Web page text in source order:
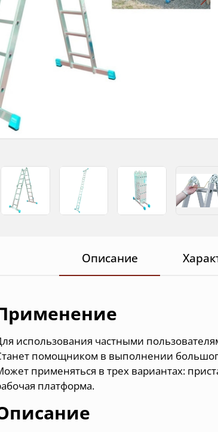
Описание
использования частными
помощником в выполнении
ожет применяться в трех вариантах:
платформа.